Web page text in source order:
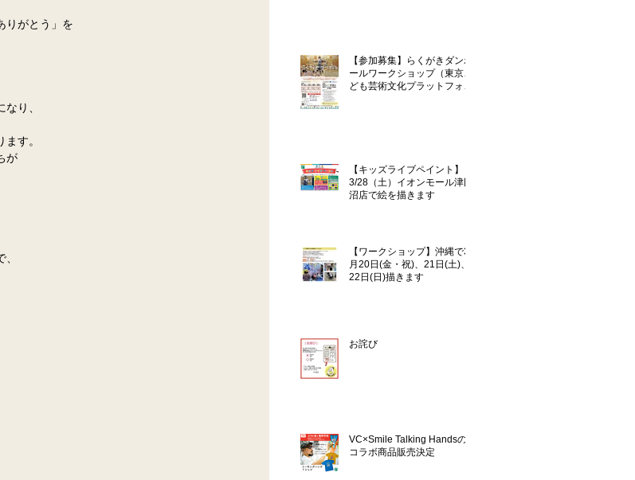
りがとう」を
り、
す。
が
【参加募集】らくがきダンボ
ールワークショップ（東京こ
ども芸術文化プラットフォー
【キッズライブペイント】
3/28（土）イオンモール津田
沼店で絵を描きます
【ワークショップ】沖縄で3
月20日(金・祝)、21日(土)、
22日(日)描きます
お詫び
VC×Smile Talking Handsの
コラボ商品販売決定